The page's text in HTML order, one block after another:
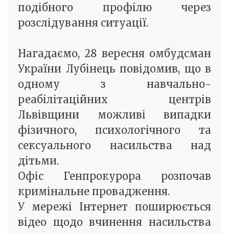
подібного профілю через
розслідування ситуації.
Нагадаємо, 28 вересня омбудсман
України Лубінець повідомив, що в
одному з навчально-
реабілітаційних центрів
Львівщини можливі випадки
фізичного, психологічного та
сексуального насильства над
дітьми.
Офіс Генпрокурора розпочав
кримінальне провадження.
У мережі Інтернет поширюється
відео щодо вчинення насильства